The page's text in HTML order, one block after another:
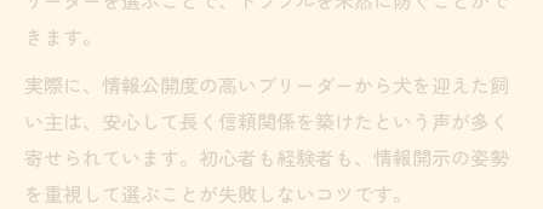
きます。
実際に、情報公開度の高いブリーダーから犬を迎えた飼
い主は、安心して長く信頼関係を築けたという声が多く
寄せられています。初心者も経験者も、情報開示の姿勢
を重視して選ぶことが失敗しないコツです。